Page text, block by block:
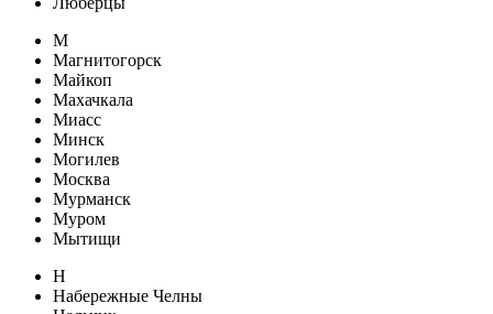
М
Магнитогорск
Майкоп
Махачкала
Миасс
Минск
Могилев
Москва
Мурманск
Муром
Мытищи
Н
Набережные Челны